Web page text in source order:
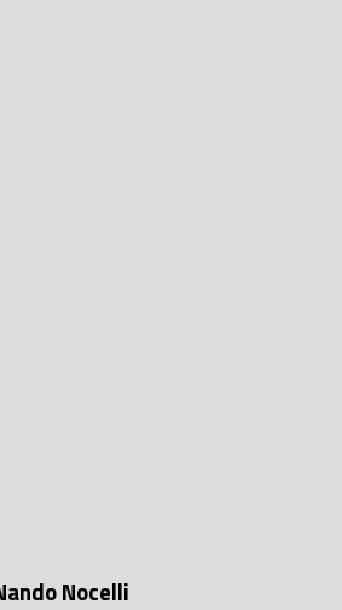
Nocelli